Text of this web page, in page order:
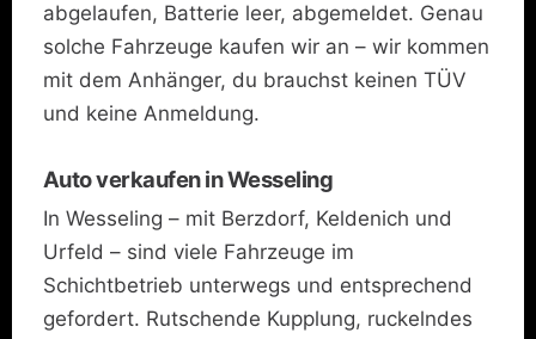
abgelaufen, Batterie leer, abgemeldet. Genau
solche Fahrzeuge kaufen wir an – wir kommen
mit dem Anhänger, du brauchst keinen TÜV
und keine Anmeldung.
Auto verkaufen in Wesseling
In Wesseling – mit Berzdorf, Keldenich und
Urfeld – sind viele Fahrzeuge im
Schichtbetrieb unterwegs und entsprechend
gefordert. Rutschende Kupplung, ruckelndes